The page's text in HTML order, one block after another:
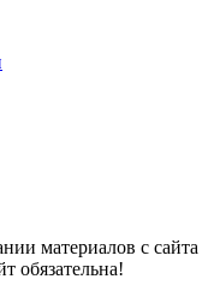
материалов с сайта
обязательна!